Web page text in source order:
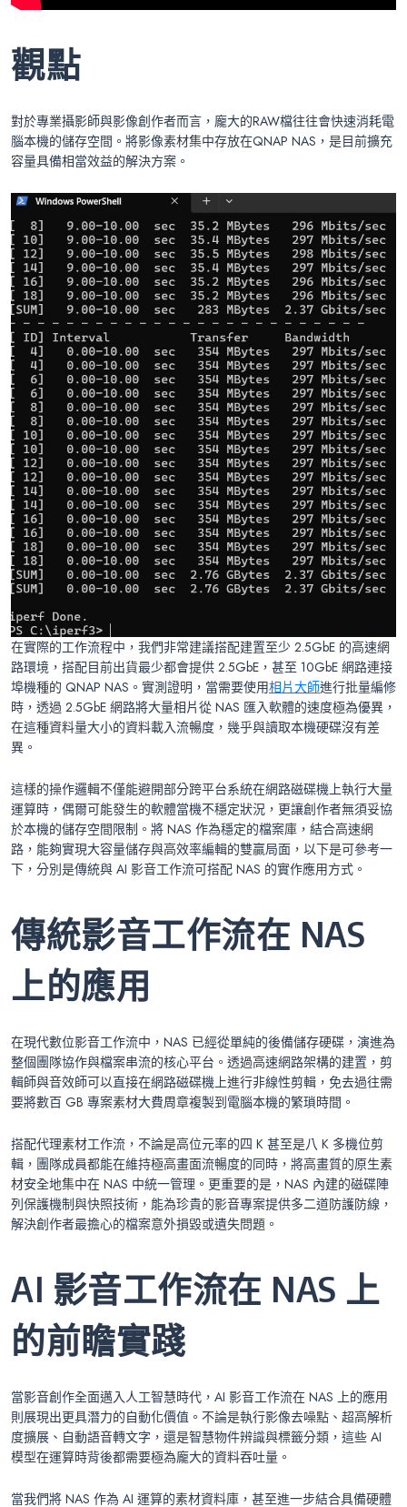
觀點
對於專業攝影師與影像創作者而言，龐大的RAW檔往往會快速消耗電
腦本機的儲存空間。將影像素材集中存放在QNAP NAS，是目前擴充
容量具備相當效益的解決方案。
在實際的工作流程中，我們非常建議搭配建置至少 2.5GbE 的高速網
路環境，搭配目前出貨最少都會提供 2.5GbE，甚至 10GbE 網路連接
埠機種的 QNAP NAS。實測證明，當需要使用相片大師進行批量編修
時，透過 2.5GbE 網路將大量相片從 NAS 匯入軟體的速度極為優異，
在這種資料量大小的資料載入流暢度，幾乎與讀取本機硬碟沒有差
異。
這樣的操作邏輯不僅能避開部分跨平台系統在網路磁碟機上執行大量
運算時，偶爾可能發生的軟體當機不穩定狀況，更讓創作者無須妥協
於本機的儲存空間限制。將 NAS 作為穩定的檔案庫，結合高速網
路，能夠實現大容量儲存與高效率編輯的雙贏局面，以下是可參考一
下，分別是傳統與 AI 影音工作流可搭配 NAS 的實作應用方式。
傳統影音工作流在 NAS
上的應用
在現代數位影音工作流中，NAS 已經從單純的後備儲存硬碟，演進為
整個團隊協作與檔案串流的核心平台。透過高速網路架構的建置，剪
輯師與音效師可以直接在網路磁碟機上進行非線性剪輯，免去過往需
要將數百 GB 專案素材大費周章複製到電腦本機的繁瑣時間。
搭配代理素材工作流，不論是高位元率的四 K 甚至是八 K 多機位剪
輯，團隊成員都能在維持極高畫面流暢度的同時，將高畫質的原生素
材安全地集中在 NAS 中統一管理。更重要的是，NAS 內建的磁碟陣
列保護機制與快照技術，能為珍貴的影音專案提供多二道防護防線，
解決創作者最擔心的檔案意外損毀或遺失問題。
AI 影音工作流在 NAS 上
的前瞻實踐
當影音創作全面邁入人工智慧時代，AI 影音工作流在 NAS 上的應用
則展現出更具潛力的自動化價值。不論是執行影像去噪點、超高解析
度擴展、自動語音轉文字，還是智慧物件辨識與標籤分類，這些 AI
模型在運算時背後都需要極為龐大的資料吞吐量。
當我們將 NAS 作為 AI 運算的素材資料庫，甚至進一步結合具備硬體